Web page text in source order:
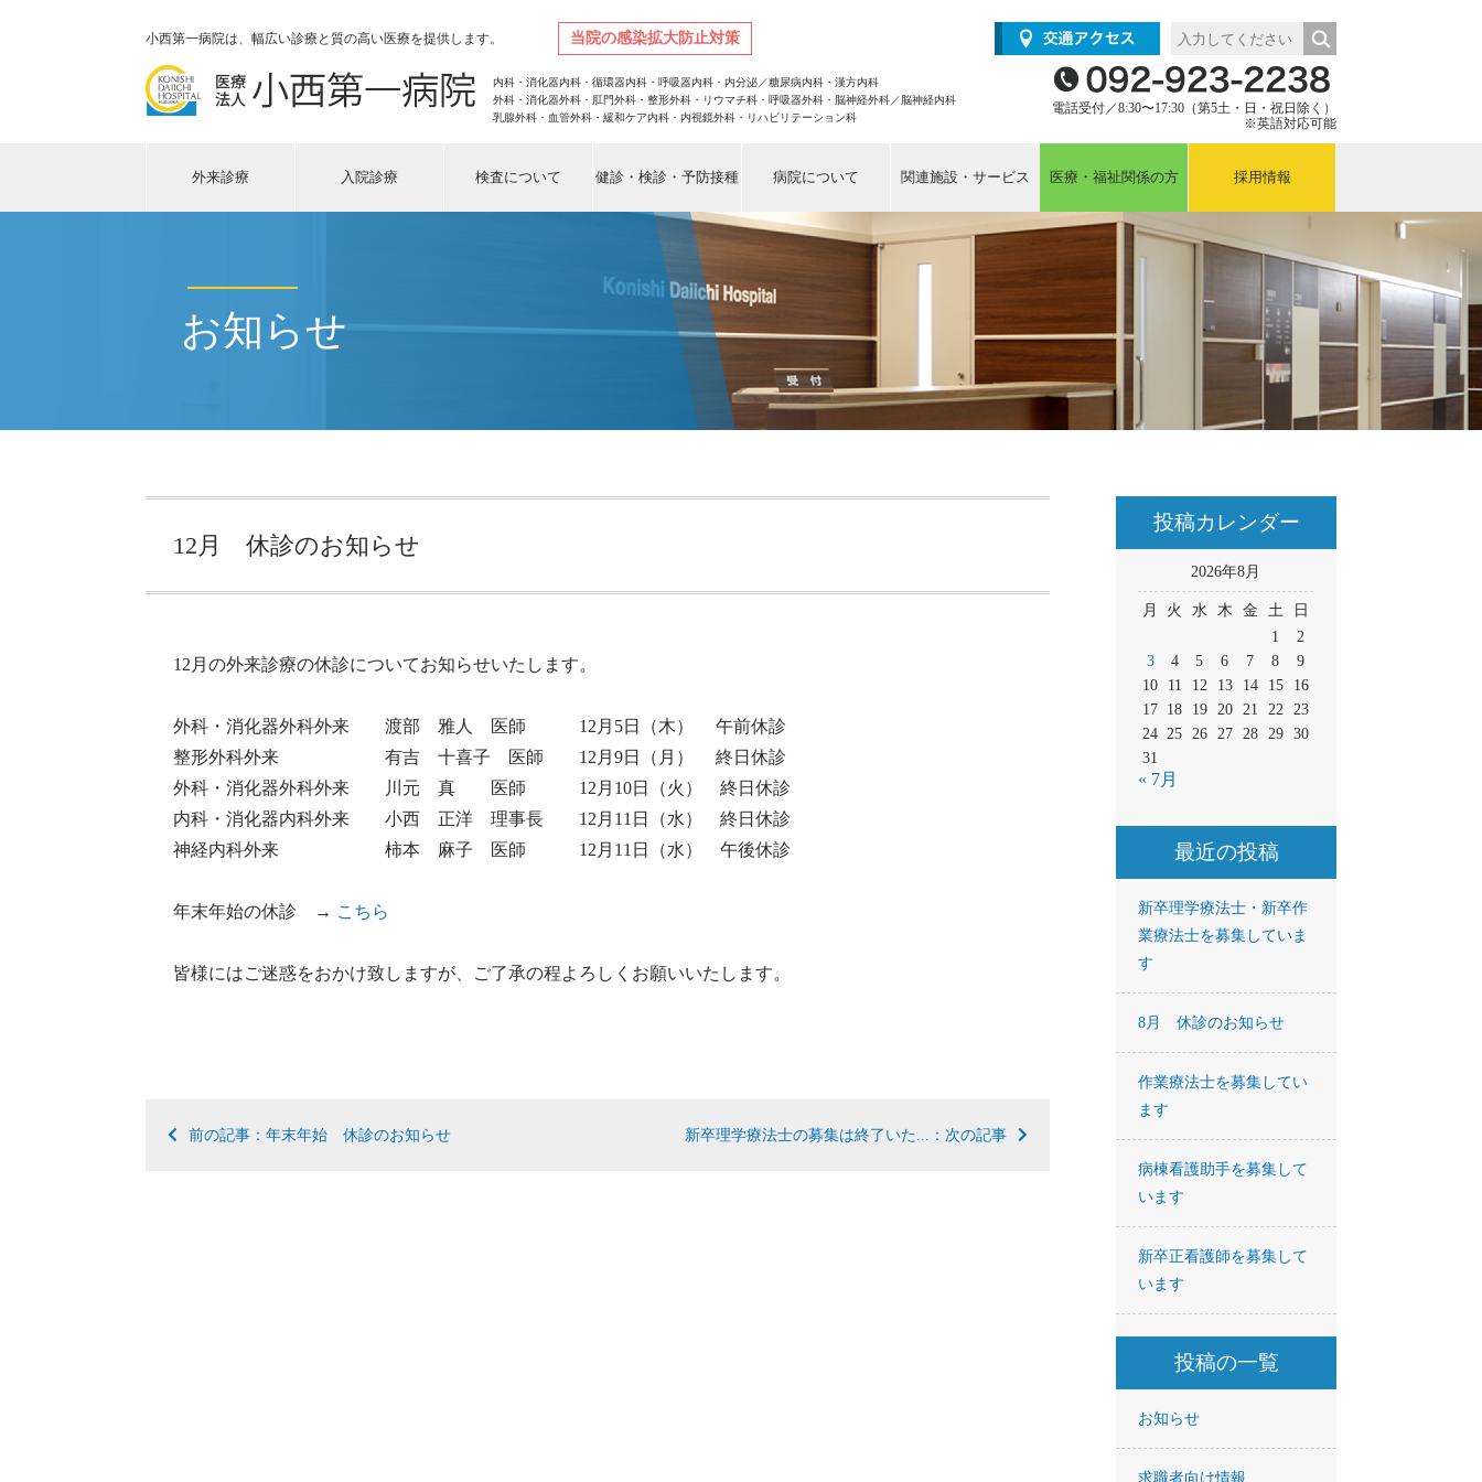
小西第一病院は、幅広い診療と質の高い医療を提供します。 当院の感染拡大防止対策
内科・消化器内科・循環器内科・呼吸器内科・内分泌／糖尿病内科・漢方内科
外科・消化器外科・肛門外科・整形外科・リウマチ科・呼吸器外科・脳神経外科／脳神経内科
乳腺外科・血管外科・緩和ケア内科・内視鏡外科・リハビリテーション科
電話受付／8:30〜17:30（第5土・日・祝日除く）
※英語対応可能
外来診療 入院診療 検査について 健診・検診・予防接種 病院について 関連施設・サービス 医療・福祉関係の方 採用情報
お知らせ
12月 休診のお知らせ
12月の外来診療の休診についてお知らせいたします。
外科・消化器外科外来 渡部 雅人 医師 12月5日（木） 午前休診
整形外科外来 有吉 十喜子 医師 12月9日（月） 終日休診
外科・消化器外科外来 川元 真 医師 12月10日（火） 終日休診
内科・消化器内科外来 小西 正洋 理事長 12月11日（水） 終日休診
神経内科外来 柿本 麻子 医師 12月11日（水） 午後休診
年末年始の休診 → こちら
皆様にはご迷惑をおかけ致しますが、ご了承の程よろしくお願いいたします。
前の記事：年末年始 休診のお知らせ 新卒理学療法士の募集は終了いた...：次の記事
投稿カレンダー
2026年8月
月 火 水 木 金 土
日
1
2
3
4 5 6 7 8
9
10
11 12 13 14 15
16
17 18 19 20 21 22
23
24 25 26 27 28 29
30
31
« 7月
最近の投稿
新卒理学療法士・新卒作
業療法士を募集していま
す
8月 休診のお知らせ
作業療法士を募集してい
ます
病棟看護助手を募集して
います
新卒正看護師を募集して
います
投稿の一覧
お知らせ
求職者向け情報